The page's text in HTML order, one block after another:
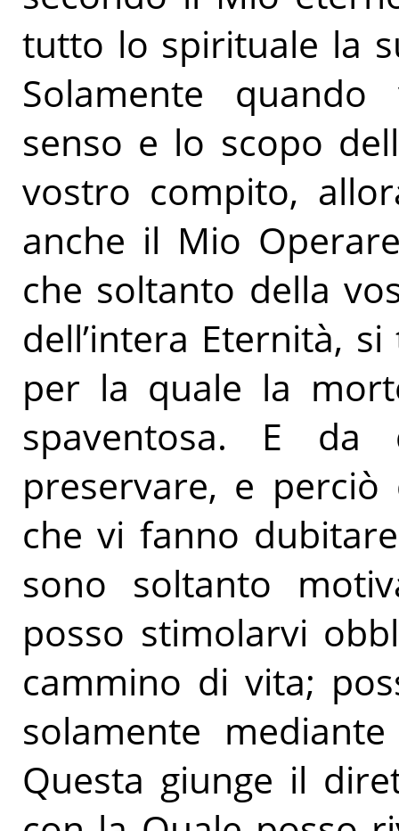
tutto lo spirituale la
Solamente
senso e lo scopo
vostro compito,
anche il Mio
che soltanto della
dell’intera Eternità,
per la quale la
spaventosa. E
preservare, e
che vi fanno
sono soltanto
posso stimolarvi
cammino di vita;
solamente
Questa giunge il